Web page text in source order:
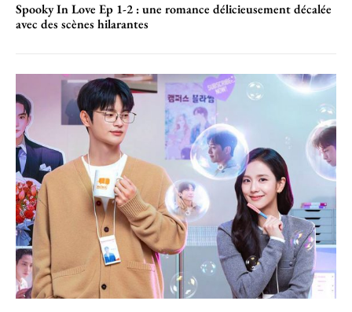
Spooky In Love Ep 1-2 : une romance délicieusement décalée
avec des scènes hilarantes